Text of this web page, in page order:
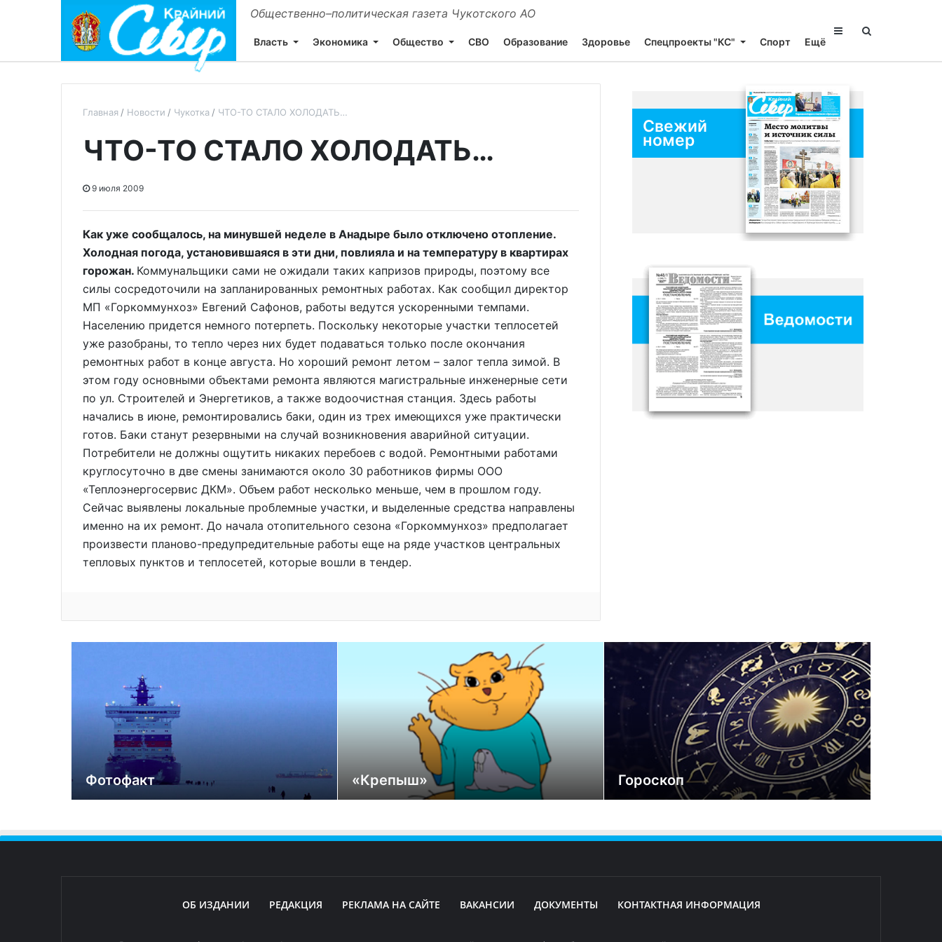
Общественно–политическая газета Чукотского АО
Власть Экономика Общество СВО Образование Здоровье Спецпроекты "КС" Спорт Ещё
Главная Новости Чукотка ЧТО-ТО СТАЛО ХОЛОДАТЬ…
ЧТО-ТО СТАЛО ХОЛОДАТЬ…
9 июля 2009
Как уже сообщалось, на минувшей неделе в Анадыре было отключено отопление.
Холодная погода, установившаяся в эти дни, повлияла и на температуру в квартирах
горожан. Коммунальщики сами не ожидали таких капризов природы, поэтому все
силы сосредоточили на запланированных ремонтных работах. Как сообщил директор
МП «Горкоммунхоз» Евгений Сафонов, работы ведутся ускоренными темпами.
Населению придется немного потерпеть. Поскольку некоторые участки теплосетей
уже разобраны, то тепло через них будет подаваться только после окончания
ремонтных работ в конце августа. Но хороший ремонт летом – залог тепла зимой. В
этом году основными объектами ремонта являются магистральные инженерные сети
по ул. Строителей и Энергетиков, а также водоочистная станция. Здесь работы
начались в июне, ремонтировались баки, один из трех имеющихся уже практически
готов. Баки станут резервными на случай возникновения аварийной ситуации.
Потребители не должны ощутить никаких перебоев с водой. Ремонтными работами
круглосуточно в две смены занимаются около 30 работников фирмы ООО
«Теплоэнергосервис ДКМ». Объем работ несколько меньше, чем в прошлом году.
Сейчас выявлены локальные проблемные участки, и выделенные средства направлены
именно на их ремонт. До начала отопительного сезона «Горкоммунхоз» предполагает
произвести планово-предупредительные работы еще на ряде участков центральных
тепловых пунктов и теплосетей, которые вошли в тендер.
Свежий
номер
Фотофакт «Крепыш» Гороскоп
ОБ ИЗДАНИИ РЕДАКЦИЯ РЕКЛАМА НА САЙТЕ ВАКАНСИИ ДОКУМЕНТЫ КОНТАКТНАЯ ИНФОРМАЦИЯ